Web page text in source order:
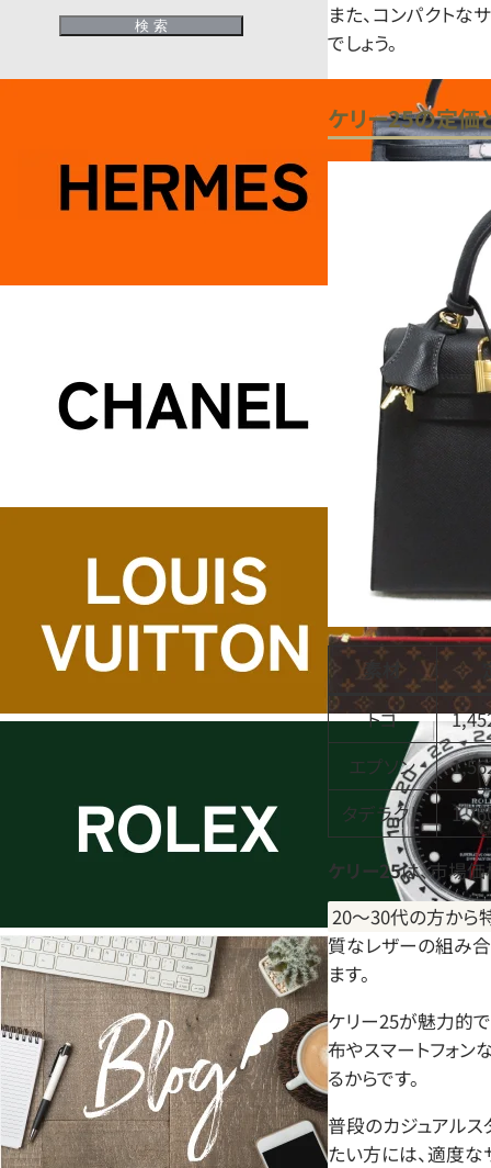
また、コンパクトな
でしょう。
ケリー25の定価
素材
トゴ
エプソン
タデラクト
ケリー25は、市場
20～30代の方から
質なレザーの組み
ます。
ケリー25が魅力的
布やスマートフォ
るからです。
普段のカジュアルス
たい方には、適度な